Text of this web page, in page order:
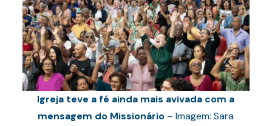
Igreja teve a fé ainda mais avivada com a
mensagem do Missionário – Imagem: Sara